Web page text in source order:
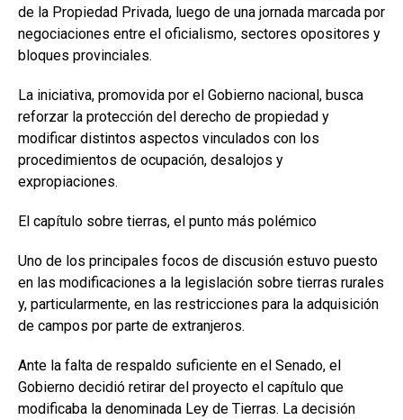
de la Propiedad Privada, luego de una jornada marcada por
negociaciones entre el oficialismo, sectores opositores y
bloques provinciales.
La iniciativa, promovida por el Gobierno nacional, busca
reforzar la protección del derecho de propiedad y
modificar distintos aspectos vinculados con los
procedimientos de ocupación, desalojos y
expropiaciones.
El capítulo sobre tierras, el punto más polémico
Uno de los principales focos de discusión estuvo puesto
en las modificaciones a la legislación sobre tierras rurales
y, particularmente, en las restricciones para la adquisición
de campos por parte de extranjeros.
Ante la falta de respaldo suficiente en el Senado, el
Gobierno decidió retirar del proyecto el capítulo que
modificaba la denominada Ley de Tierras. La decisión